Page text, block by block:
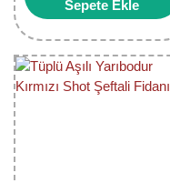
Sepete Ekle